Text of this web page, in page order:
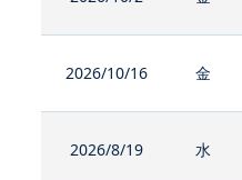
2026/10/16 金
2026/8/19 水